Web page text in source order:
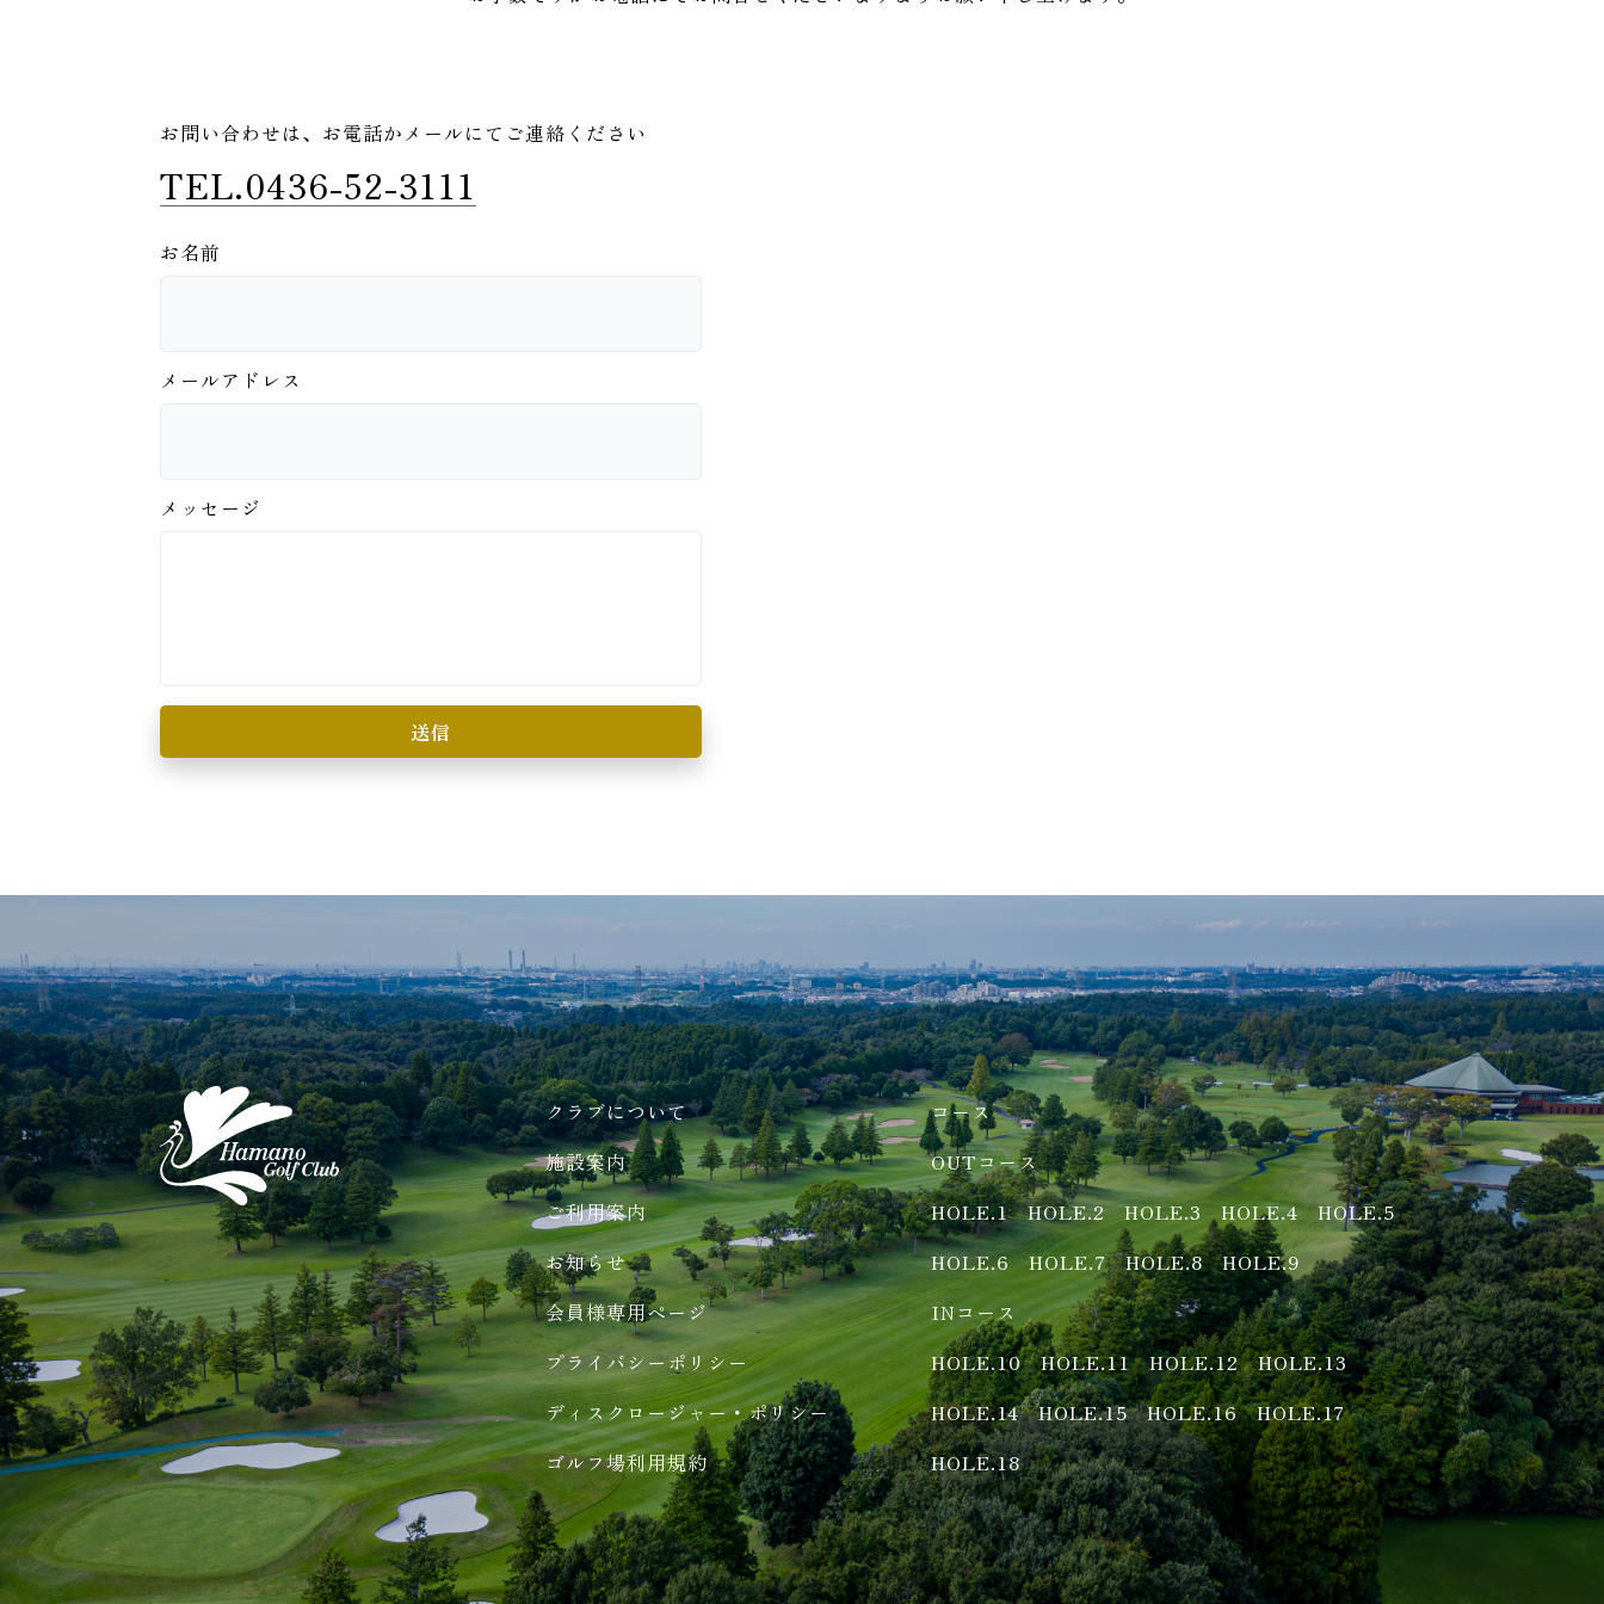
お問い合わせは、 お電話かメールにてご連絡ください
TEL.0436-52-3111
お名前
メールアドレス
メッセージ
クラブについて
施設案内
ご利用案内
お知らせ
会員様専用ページ
プライバシーポリシー
ディスクロージャー・ポリシー
ゴルフ場利用規約
コース
OUTコース
HOLE.1
HOLE.2 HOLE.3 HOLE.4
HOLE.5
HOLE.6
HOLE.7 HOLE.8
HOLE.9
INコース
HOLE.10
HOLE.11 HOLE.12
HOLE.13
HOLE.14
HOLE.15 HOLE.16
HOLE.17
HOLE.18